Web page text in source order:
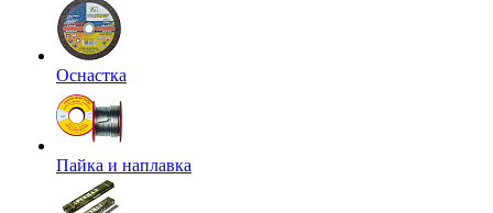
Оснастка
Пайка и наплавка